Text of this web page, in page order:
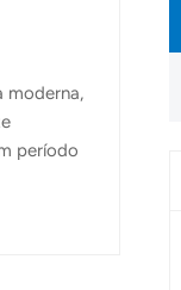
moderna,
período
na